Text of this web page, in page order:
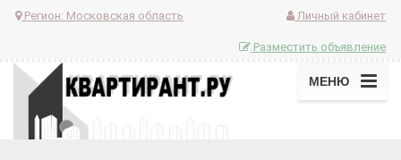
Регион: Московская область Личный кабинет
Разместить объявление
МЕНЮ